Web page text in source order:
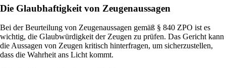
Die Glaubhaftigkeit von Zeugenaussagen
Bei der Beurteilung von Zeugenaussagen gemäß § 840 ZPO ist es
wichtig, die Glaubwürdigkeit der Zeugen zu prüfen. Das Gericht kann
die Aussagen von Zeugen kritisch hinterfragen, um sicherzustellen,
dass die Wahrheit ans Licht kommt.